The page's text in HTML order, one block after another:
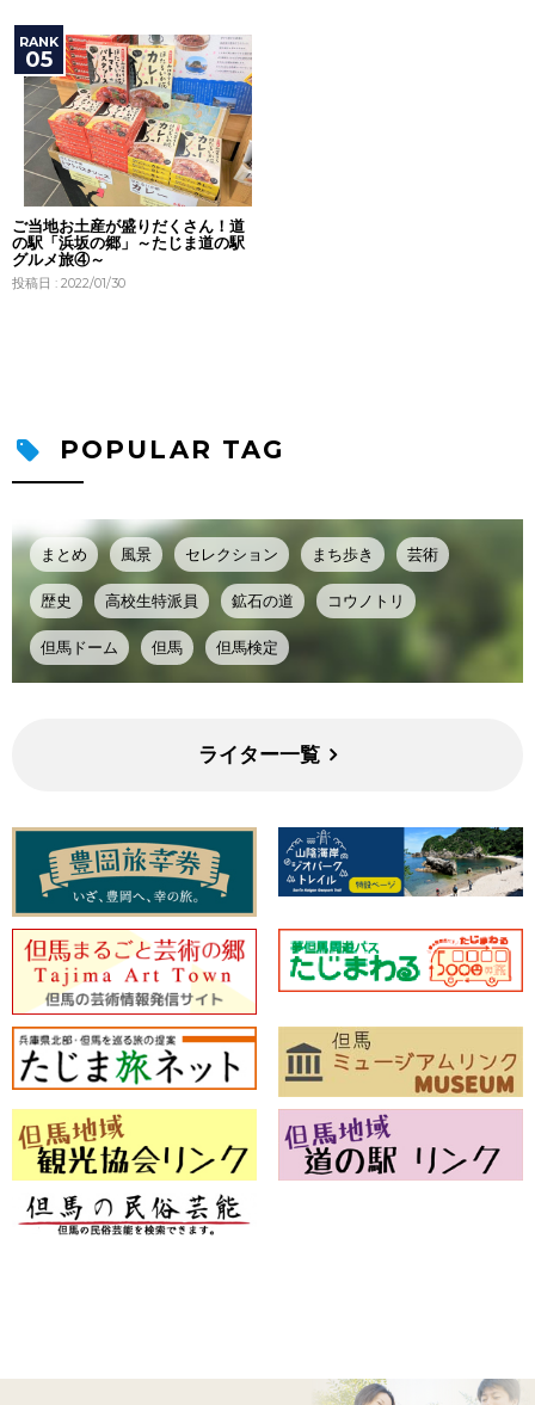
ご当地お土産が盛りだくさん！道
の駅「浜坂の郷」～たじま道の駅
グルメ旅④～
投稿日 : 2022/01/30
POPULAR TAG
まとめ 風景 セレクション まち歩き 芸術
歴史 高校生特派員 鉱石の道 コウノトリ
但馬ドーム 但馬 但馬検定
ライター一覧